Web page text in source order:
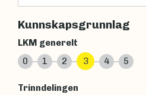
Kunnskapsgrunnlag
LKM generelt
0
1 2 3 4 5
Trinndelingen